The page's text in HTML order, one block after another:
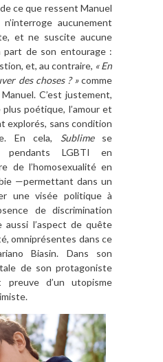
de ce que ressent Manuel
aucunement
et ne suscite aucune
de son entourage :
et, au contraire, « En
des choses ? »comme
C’est justement,
poétique, l’amour et
explorés, sans condition
En cela, Sublimese
pendants LGBTI en
de l’homosexualité en
—permettant dans un
une visée politique à
de discrimination
aussi l’aspect de quête
omniprésentes dans ce
Biasin. Dans son
de son protagoniste
d’un utopisme